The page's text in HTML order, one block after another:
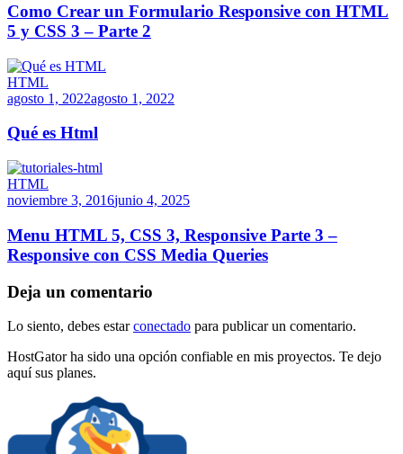
Como Crear un Formulario Responsive con HTML
5 y CSS 3 – Parte 2
HTML
agosto 1, 2022agosto 1, 2022
Qué es Html
HTML
noviembre 3, 2016junio 4, 2025
Menu HTML 5, CSS 3, Responsive Parte 3 –
Responsive con CSS Media Queries
Deja un comentario
Lo siento, debes estarconectado para publicar un comentario.
HostGator ha sido una opción confiable en mis proyectos. Te dejo
aquí sus planes.